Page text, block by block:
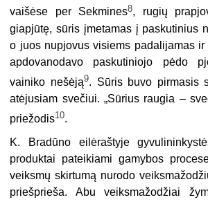
vaišėse per Sekmines8, rugių
giapjūtę, sūris įmetamas į paskutinius
o juos nupjovus visiems padalijamas ir
apdovanodavo paskutiniojo pėdo
vainiko nešėją9. Sūris bu­vo pirmasis
atėjusiam svečiui. „Sūrius raugia –
priežodis10.
K. Bradūno eilėraštyje
produktai pateikiami gamybos
veiksmų skirtumą nurodo
priešprieša. Abu veiksmažodžiai